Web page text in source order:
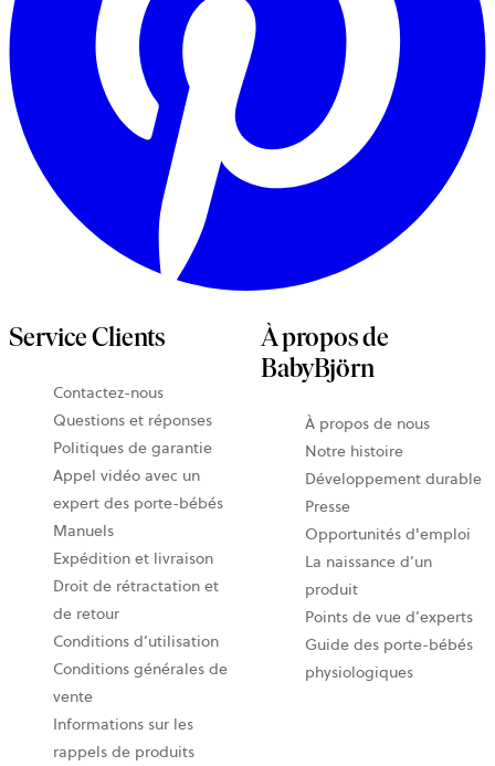
Service Clients
Contactez-nous
Questions et réponses
Politiques de garantie
Appel vidéo avec un
expert des porte-bébés
Manuels
Expédition et livraison
Droit de rétractation et
de retour
Conditions d’utilisation
Conditions générales de
vente
Informations sur les
rappels de produits
À propos de
BabyBjörn
À propos de nous
Notre histoire
Développement durable
Presse
Opportunités d'emploi
La naissance d’un
produit
Points de vue d’experts
Guide des porte-bébés
physiologiques